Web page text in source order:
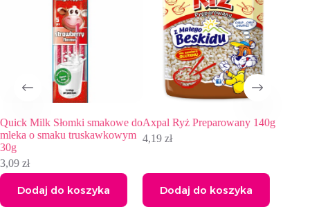
do Axpal Ryż Preparowany 140g
4,19zł
Dodaj do koszyka
Quick Milk Słomki
4,45 zł.
3,55 zł.
Dodaj do koszyka